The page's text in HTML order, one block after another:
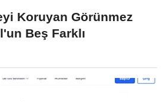
Koruyan Görünmez
Beş Farklı